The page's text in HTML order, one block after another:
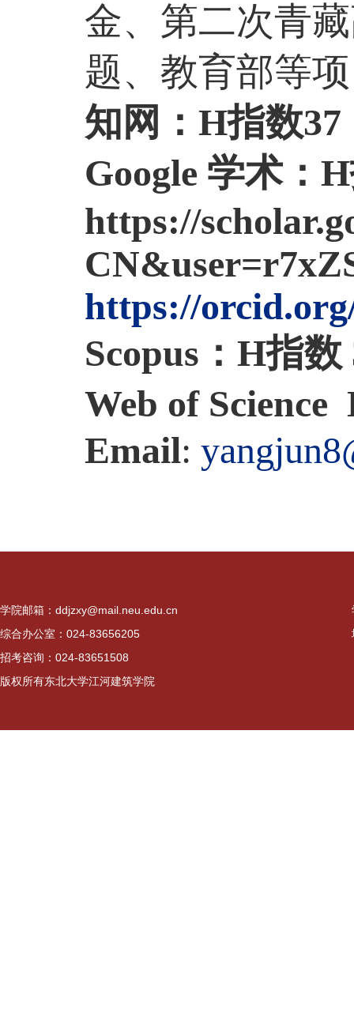
金、第二次青
题、教育部等
知网：H指数37
Google 学术： H
https://
https://
Scopus ：H指数
Web of Science
Email:
学院邮箱：ddjzxy@mail.neu.edu.cn
综合办公室：024-83656205
招考咨询：024-83651508
版权所有东北大学江河建筑学院